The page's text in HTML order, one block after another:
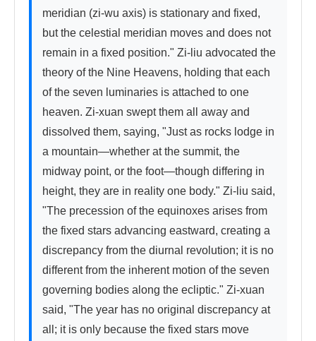
meridian (zi-wu axis) is stationary and fixed,
but the celestial meridian moves and does not
remain in a fixed position." Zi-liu advocated the
theory of the Nine Heavens, holding that each
of the seven luminaries is attached to one
heaven. Zi-xuan swept them all away and
dissolved them, saying, "Just as rocks lodge in
a mountain—whether at the summit, the
midway point, or the foot—though differing in
height, they are in reality one body." Zi-liu said,
"The precession of the equinoxes arises from
the fixed stars advancing eastward, creating a
discrepancy from the diurnal revolution; it is no
different from the inherent motion of the seven
governing bodies along the ecliptic." Zi-xuan
said, "The year has no original discrepancy at
all; it is only because the fixed stars move